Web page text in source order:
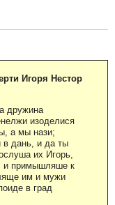
Игоря Нестор
дружина
изоделися
а мы нази;
в дань, и да ты
их Игорь,
и примышляше к
им и мужи
в град